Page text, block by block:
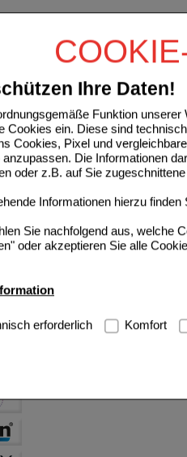
Ihre Daten!
Funktion
Cookies ein. Diese sind
Cookies, Pixel und
anzupassen. Die Informationen
oder z.B. auf Sie
Informationen hierzu finden
Sie nachfolgend aus, welche
oder akzeptieren Sie alle
Notwendig: Hierbei handelt es
sind (z.B. Navigation,
Diese Cookies werden genutzt
für die Wiedererkennung
und unser
Tracking:
erforderlich Komfort